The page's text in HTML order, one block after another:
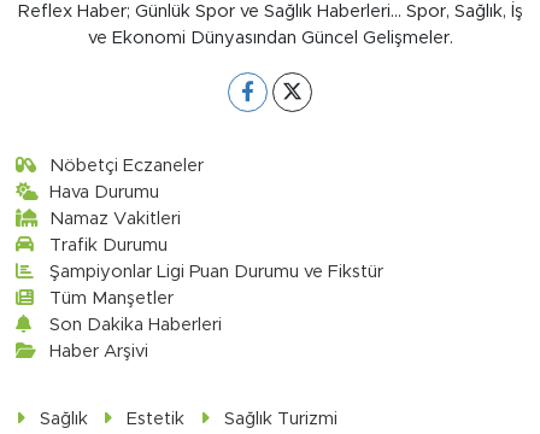
Reflex Haber; Günlük Spor ve Sağlık Haberleri... Spor, Sağlık, İş
ve Ekonomi Dünyasından Güncel Gelişmeler.
Nöbetçi Eczaneler
Hava Durumu
Namaz Vakitleri
Trafik Durumu
Şampiyonlar Ligi Puan Durumu ve Fikstür
Tüm Manşetler
Son Dakika Haberleri
Haber Arşivi
Sağlık Estetik Sağlık Turizmi